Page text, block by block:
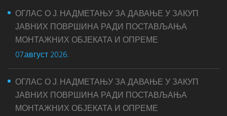
ОГЛАС О Ј. НАДМЕТАЊУ ЗА ДАВАЊЕ У ЗАКУП
ЈАВНИХ ПОВРШИНА РАДИ ПОСТАВЉАЊА
МОНТАЖНИХ ОБЈЕКАТА И ОПРЕМЕ
07.август 2026.
ОГЛАС О Ј. НАДМЕТАЊУ ЗА ДАВАЊЕ У ЗАКУП
ЈАВНИХ ПОВРШИНА РАДИ ПОСТАВЉАЊА
МОНТАЖНИХ ОБЈЕКАТА И ОПРЕМЕ